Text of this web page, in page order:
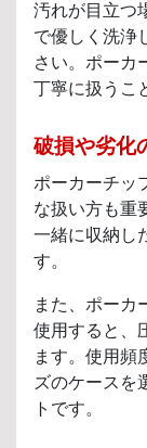
汚れが目立つ
で優しく洗浄
さい。ポーカ
丁寧に扱うこ
破損や劣化
ポーカーチッ
な扱い方も重
一緒に収納し
す。
また、ポーカ
使用すると、
ます。使用頻
ズのケースを
トです。